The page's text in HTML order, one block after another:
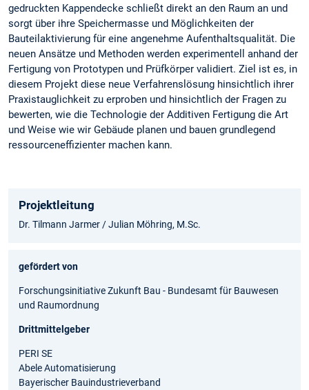
gedruckten Kappendecke schließt direkt an den Raum an und
sorgt über ihre Speichermasse und Möglichkeiten der
Bauteilaktivierung für eine angenehme Aufenthaltsqualität. Die
neuen Ansätze und Methoden werden experimentell anhand der
Fertigung von Prototypen und Prüfkörper validiert. Ziel ist es, in
diesem Projekt diese neue Verfahrenslösung hinsichtlich ihrer
Praxistauglichkeit zu erproben und hinsichtlich der Fragen zu
bewerten, wie die Technologie der Additiven Fertigung die Art
und Weise wie wir Gebäude planen und bauen grundlegend
ressourceneffizienter machen kann.
Projektleitung
Dr. Tilmann Jarmer / Julian Möhring, M.Sc.
gefördert von
Forschungsinitiative Zukunft Bau - Bundesamt für Bauwesen
und Raumordnung
Drittmittelgeber
PERI SE
Abele Automatisierung
Bayerischer Bauindustrieverband